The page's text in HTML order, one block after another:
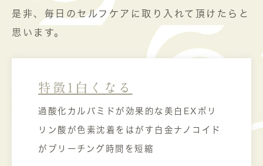
是非、毎日のセルフケアに取り入れて頂けたらと
思います。
特徴1白くなる
過酸化カルバミドが効果的な美白EXポリ
リン酸が色素沈着をはがす白金ナノコイド
がブリーチング時間を短縮